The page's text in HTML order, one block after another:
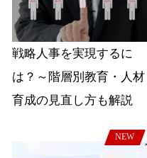
戦略人事を実現するに
は？～階層別教育・人材
育成の見直し方も解説
NEW